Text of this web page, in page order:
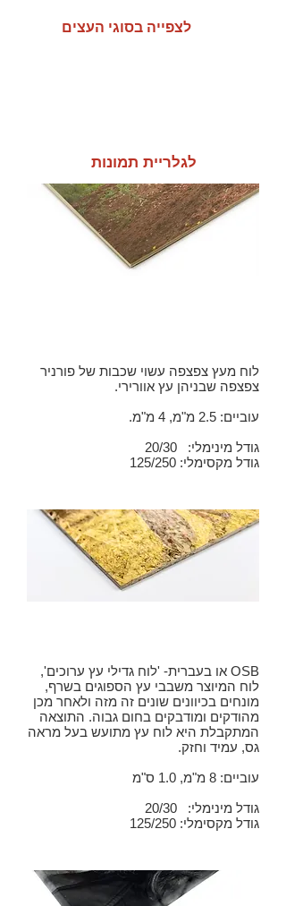
לצפייה בסוגי העצים
לגלריית תמונות
בחר את סוג לוח העץ עליו תרצה
לוח מעץ צפצפה עשוי שכבות של פורניר
צפצפה שבניהן עץ אוורירי.
עוביים: 2.5 מ"מ, 4 מ"מ.
גודל מינימלי: 20/30
גודל מקסימלי: 125/250
OSB או בעברית- 'לוח גדילי עץ ערוכים',
לוח המיוצר משבבי עץ הספוגים בשרף,
מונחים בכיוונים שונים זה מזה ולאחר מכן
מהודקים ומודבקים בחום גבוה. התוצאה
המתקבלת היא לוח עץ מתועש בעל מראה
גס, עמיד וחזק.
עוביים: 8 מ"מ, 1.0 ס"מ
גודל מינימלי: 20/30
גודל מקסימלי: 125/250